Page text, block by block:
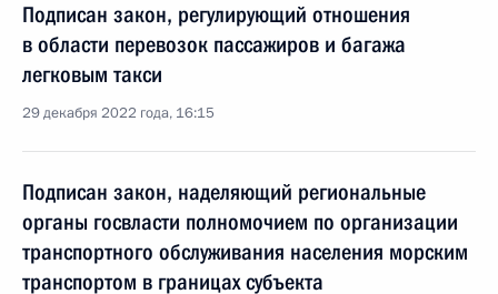
Подписан закон, регулирующий отношения
в области перевозок пассажиров и багажа
легковым такси
29 декабря 2022 года, 16:15
Подписан закон, наделяющий региональные
органы госвласти полномочием по организации
транспортного обслуживания населения морским
транспортом в границах субъекта